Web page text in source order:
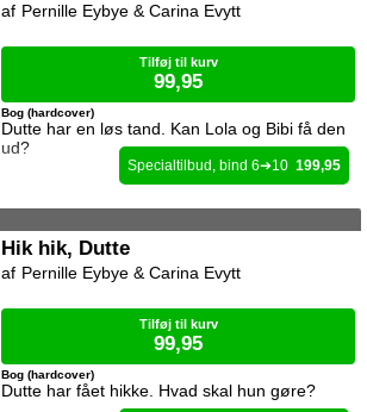
Dutte har en løs tand. Kan Lola og Bibi få den
ud?
Bog (hardcover)
Pernille Eybye & Carina Evytt
Tilføj til kurv
99,95
6 10 199,95
Hik hik, Dutte
Dutte har fået hikke. Hvad skal hun gøre?
Bog (hardcover)
Pernille Eybye & Carina Evytt
Tilføj til kurv
99,95